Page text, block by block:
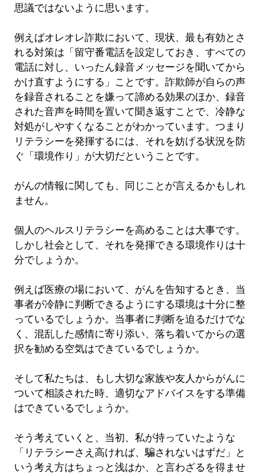
思議ではないように思います。
例えばオレオレ詐欺において、現状、最も有効とさ
れる対策は「留守番電話を設定しておき、すべての
電話に対し、いったん録音メッセージを聞いてから
かけ直すようにする」ことです。詐欺師が自らの声
を録音されることを嫌って諦める効果のほか、録音
された音声を時間を置いて聞き返すことで、冷静な
対処がしやすくなることがわかっています。つまり
リテラシーを発揮するには、それを妨げる状況を防
ぐ「環境作り」が大切だということです。
がんの情報に関しても、同じことが言えるかもしれ
ません。
個人のヘルスリテラシーを高めることは大事です。
しかし社会として、それを発揮できる環境作りは十
分でしょうか。
例えば医療の場において、がんを告知するとき、当
事者が冷静に判断できるようにする環境は十分に整
っているでしょうか。当事者に判断を迫るだけでな
く、混乱した感情に寄り添い、落ち着いてからの選
択を勧める空気はできているでしょうか。
そして私たちは、もし大切な家族や友人からがんに
ついて相談された時、適切なアドバイスをする準備
はできているでしょうか。
そう考えていくと、当初、私が持っていたような
「リテラシーさえ高ければ、騙されないはずだ」と
いう考え方はちょっと浅はか、と言わざるを得ませ